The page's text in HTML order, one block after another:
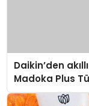
Daikin’den
Madoka Plus